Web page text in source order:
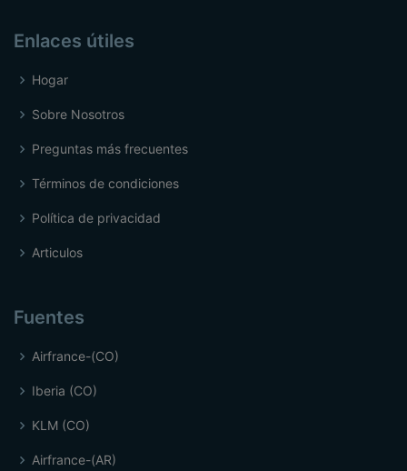
Enlaces útiles
Hogar
Sobre Nosotros
Preguntas más frecuentes
Términos de condiciones
Política de privacidad
Articulos
Fuentes
Airfrance-(CO)
Iberia (CO)
KLM (CO)
Airfrance-(AR)